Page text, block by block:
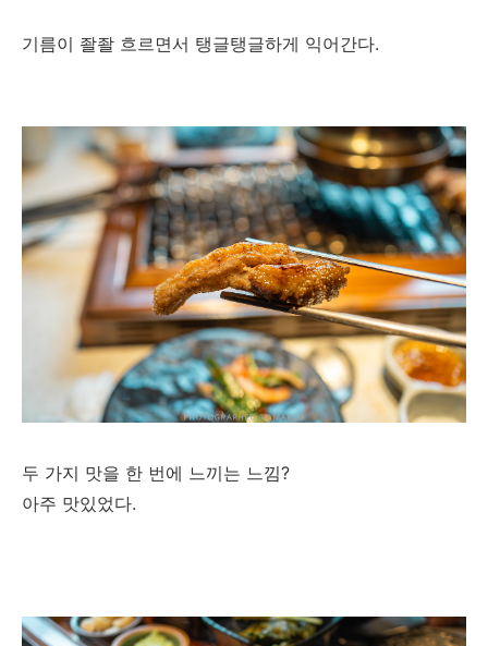
기름이 좔좔 흐르면서 탱글탱글하게 익어간다.
두 가지 맛을 한 번에 느끼는 느낌?
아주 맛있었다.